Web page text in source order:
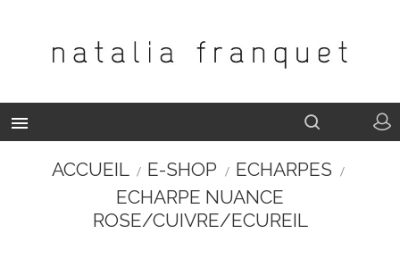

ACCUEIL E-SHOP
ECHARPES
ECHARPE NUANCE
ROSE/CUIVRE/ECUREIL